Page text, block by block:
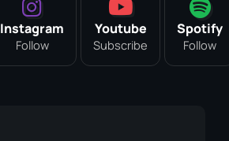
Instagram
Follow
Youtube
Subscribe
Spotify
Follow